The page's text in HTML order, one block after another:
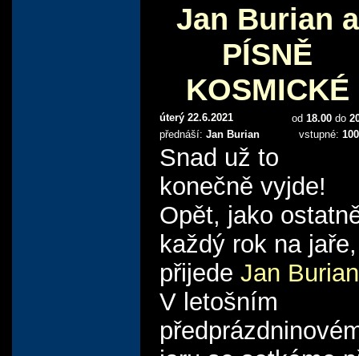
Jan Burian a
PÍSNĚ
KOSMICKÉ
úterý 22.6.2021 od 18.00 do
přednáší: Jan Burian vstupné:
Snad už to
konečně vyjde!
Opět, jako
každý rok na jaře,
přijede Jan Burian
V letošním